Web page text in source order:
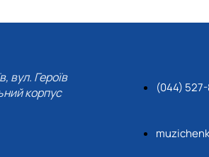
вул. Героїв
корпус
(044)